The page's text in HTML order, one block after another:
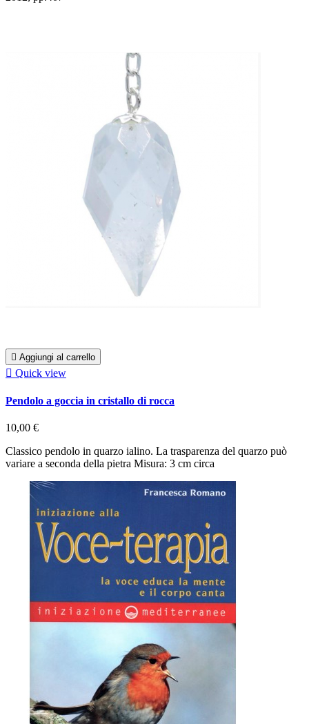
 Aggiungi al carrello
 Quick view
Pendolo a goccia in cristallo di rocca
10,00 €
Classico pendolo in quarzo ialino. La trasparenza del quarzo può
variare a seconda della pietra Misura: 3 cm circa